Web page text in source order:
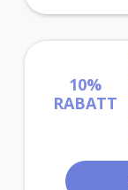
10%
RABATT